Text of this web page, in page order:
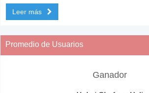
Leer más
Promedio de Usuarios
Ganador